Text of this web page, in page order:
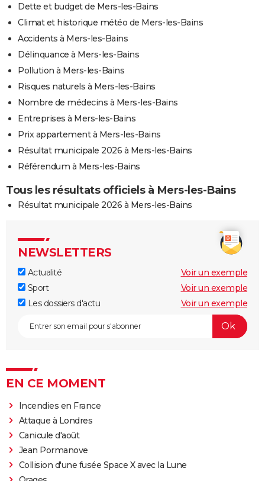
Dette et budget de Mers-les-Bains
Climat et historique météo de Mers-les-Bains
Accidents à Mers-les-Bains
Délinquance à Mers-les-Bains
Pollution à Mers-les-Bains
Risques naturels à Mers-les-Bains
Nombre de médecins à Mers-les-Bains
Entreprises à Mers-les-Bains
Prix appartement à Mers-les-Bains
Résultat municipale 2026 à Mers-les-Bains
Référendum à Mers-les-Bains
Tous les résultats officiels à Mers-les-Bains
Résultat municipale 2026 à Mers-les-Bains
NEWSLETTERS
Actualité
Voir un exemple
Sport
Voir un exemple
Les dossiers d'actu
Voir un exemple
EN CE MOMENT
Incendies en France
Attaque à Londres
Canicule d'août
Jean Pormanove
Collision d'une fusée Space X avec la Lune